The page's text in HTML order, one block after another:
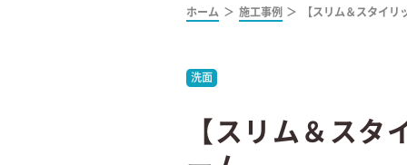
ホーム 施工事例 【スリム＆スタイ
洗面
【スリム＆ス